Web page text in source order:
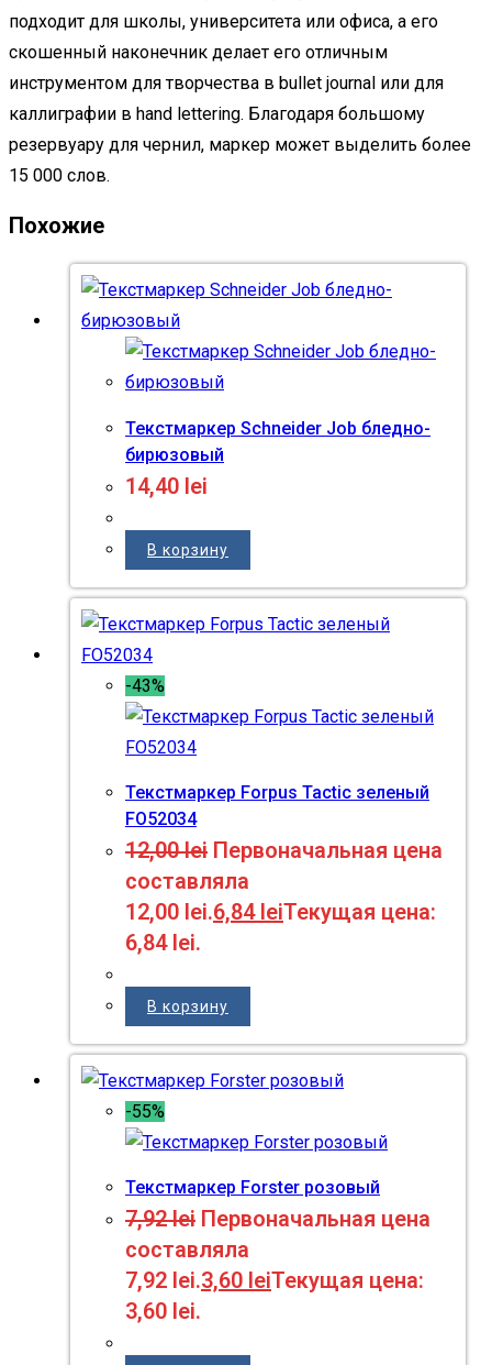
подходит для школы, университета или офиса, а его
скошенный наконечник делает его отличным
инструментом для творчества в bullet journal или для
каллиграфии в hand lettering. Благодаря большому
резервуару для чернил, маркер может выделить более
15 000 слов.
Похожие
Текстмаркер Schneider Job бледно-
бирюзовый
14,40 lei
В корзину
-43%
Текстмаркер Forpus Tactic зеленый
FO52034
12,00lei Первоначальная цена
составляла
12,00 lei.6,84 leiТекущая цена:
6,84 lei.
В корзину
-55%
Текстмаркер Forster розовый
7,92lei Первоначальная цена
составляла
7,92 lei.3,60 leiТекущая цена:
3,60 lei.